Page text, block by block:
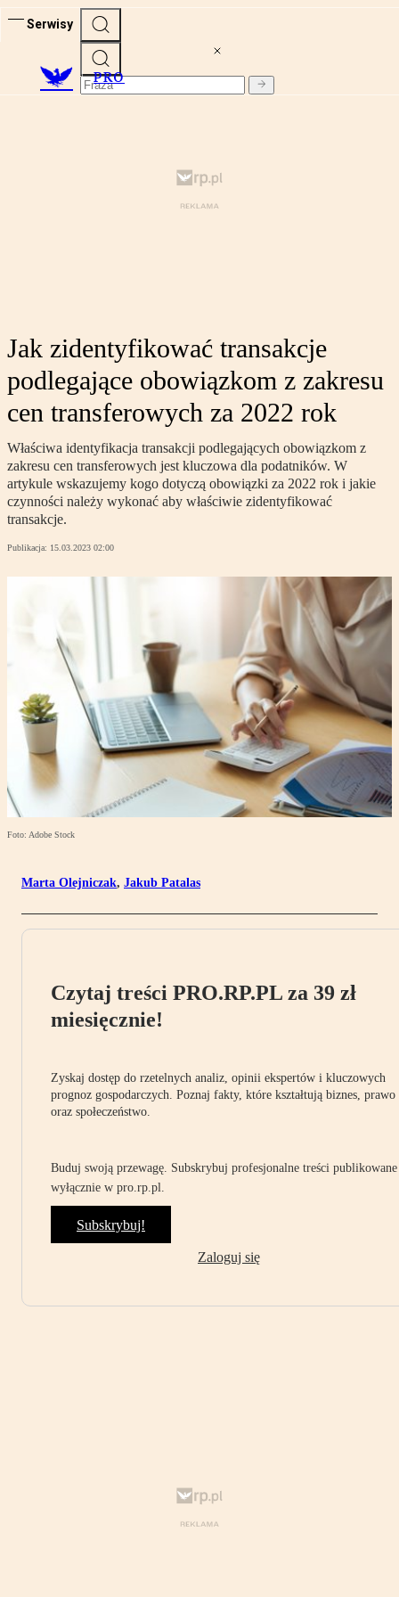
Serwisy
PRO
Jak zidentyfikować transakcje
podlegające obowiązkom z zakresu
cen transferowych za 2022 rok
Właściwa identyfikacja transakcji podlegających obowiązkom z
zakresu cen transferowych jest kluczowa dla podatników. W
artykule wskazujemy kogo dotyczą obowiązki za 2022 rok i jakie
czynności należy wykonać aby właściwie zidentyfikować
transakcje.
Publikacja: 15.03.2023 02:00
Foto: Adobe Stock
Marta Olejniczak, Jakub Patalas
Czytaj treści PRO.RP.PL za 39 zł
miesięcznie!
Zyskaj dostęp do rzetelnych analiz, opinii ekspertów i kluczowych
prognoz gospodarczych. Poznaj fakty, które kształtują biznes, prawo
oraz społeczeństwo.
Buduj swoją przewagę. Subskrybuj profesjonalne treści publikowane
wyłącznie w pro.rp.pl.
Subskrybuj!
Zaloguj się